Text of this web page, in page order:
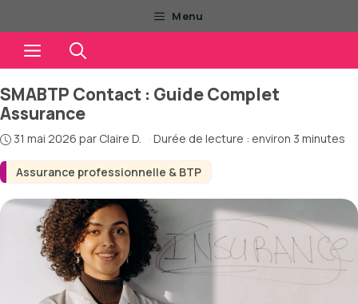
au
contenu
Menu
Menu
Assurance professionnelle & BTP
SMABTP Contact : Guide Complet
Assurance
31 mai 2026 par Claire D. · Durée de lecture : environ 3 minutes